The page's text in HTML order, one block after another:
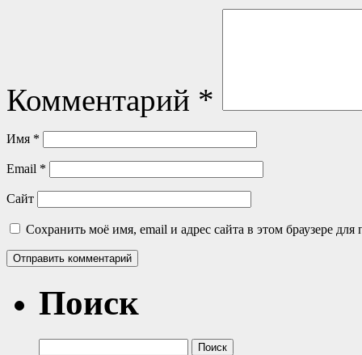
Комментарий *
Имя *
Email *
Сайт
Сохранить моё имя, email и адрес сайта в этом браузере
Поиск